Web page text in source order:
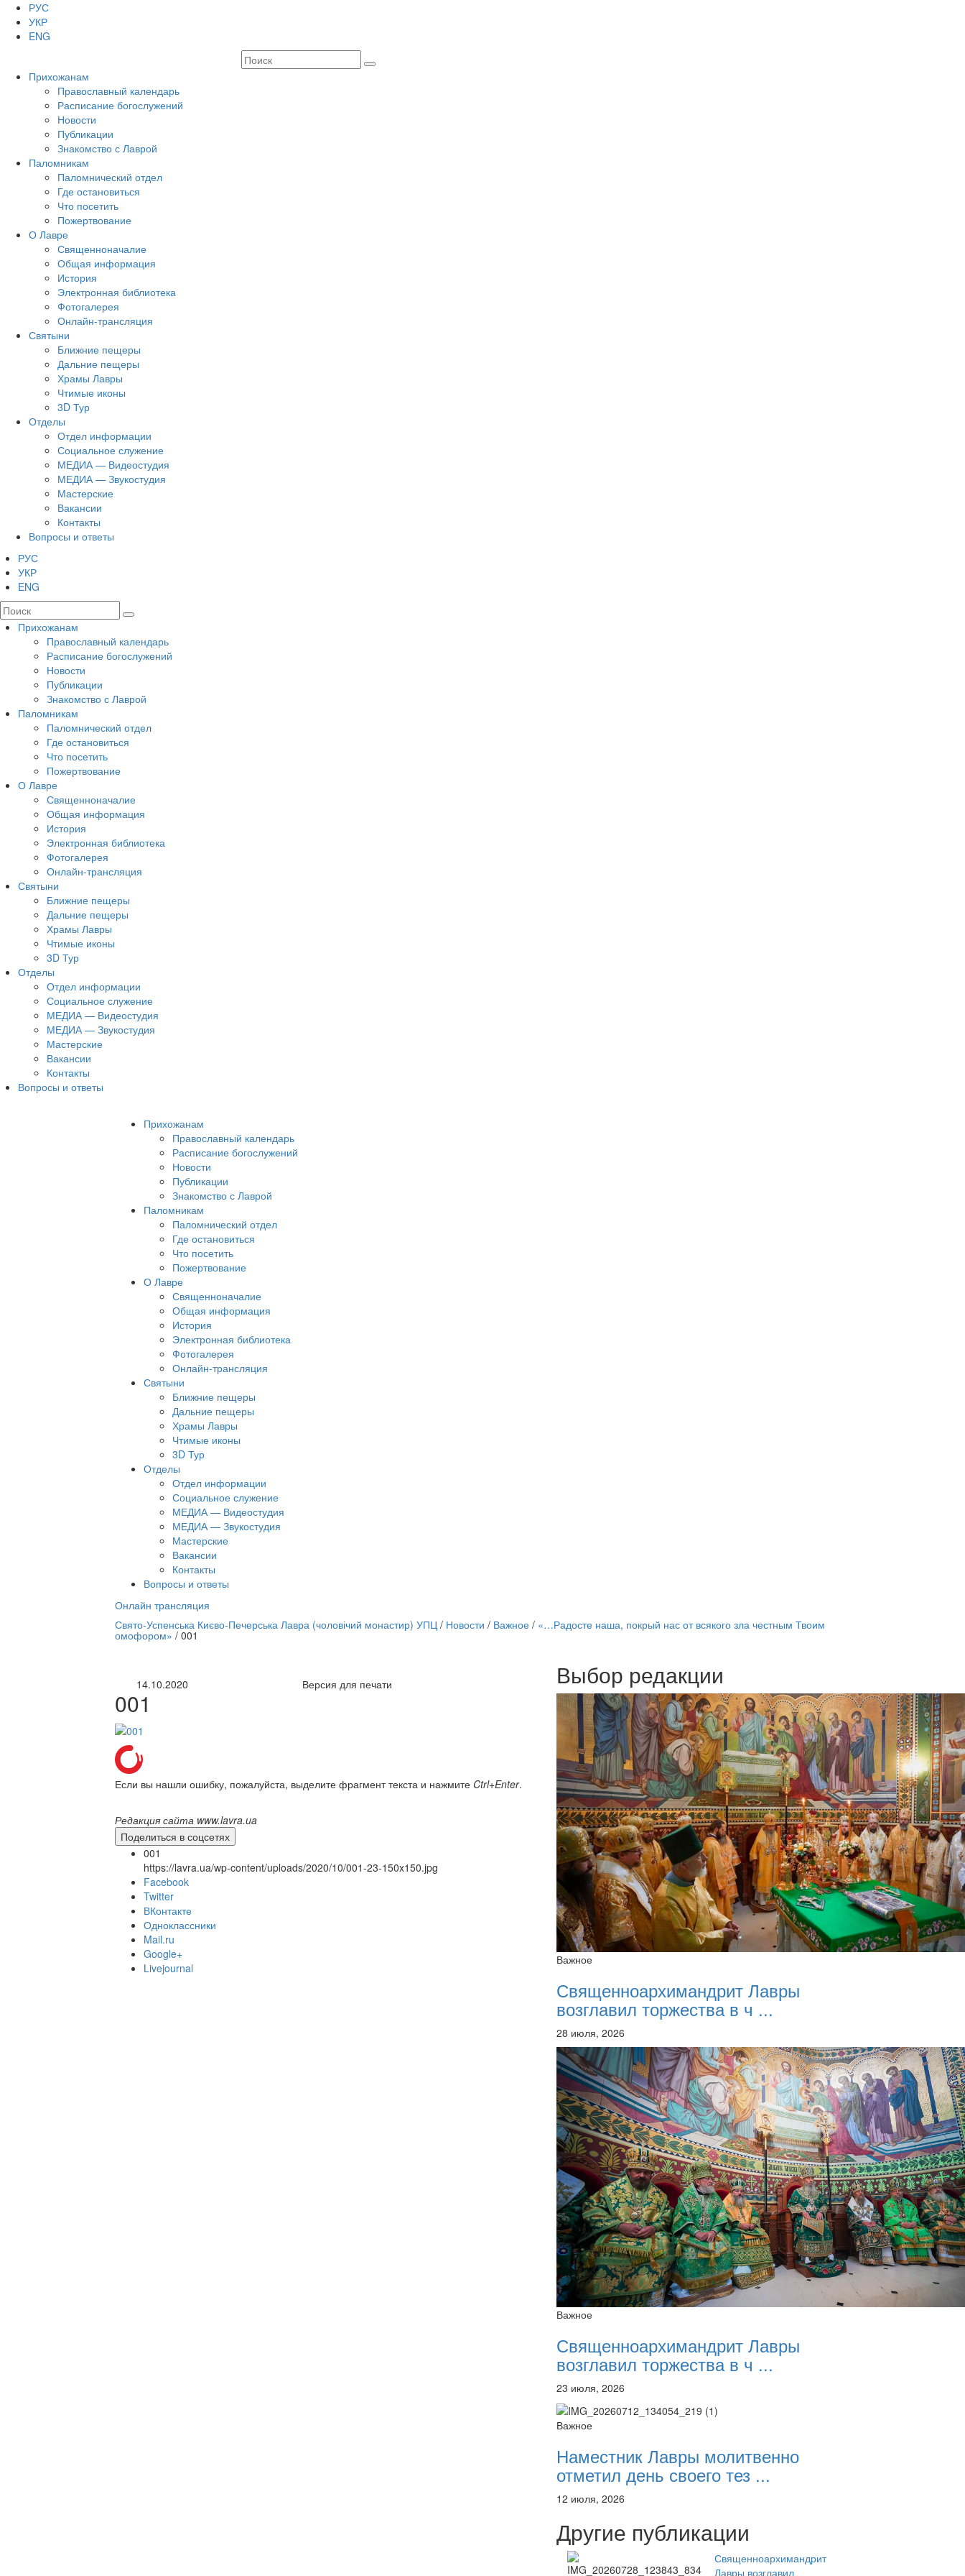
РУС
УКР
ENG
Прихожанам
Православный календарь
Расписание богослужений
Новости
Публикации
Знакомство с Лаврой
Паломникам
Паломнический отдел
Где остановиться
Что посетить
Пожертвование
О Лавре
Священноначалие
Общая информация
История
Электронная библиотека
Фотогалерея
Онлайн-трансляция
Святыни
Ближние пещеры
Дальние пещеры
Храмы Лавры
Чтимые иконы
3D Тур
Отделы
Отдел информации
Социальное служение
МЕДИА — Видеостудия
МЕДИА — Звукостудия
Мастерские
Вакансии
Контакты
Вопросы и ответы
РУС
УКР
ENG
Прихожанам
Православный календарь
Расписание богослужений
Новости
Публикации
Знакомство с Лаврой
Паломникам
Паломнический отдел
Где остановиться
Что посетить
Пожертвование
О Лавре
Священноначалие
Общая информация
История
Электронная библиотека
Фотогалерея
Онлайн-трансляция
Святыни
Ближние пещеры
Дальние пещеры
Храмы Лавры
Чтимые иконы
3D Тур
Отделы
Отдел информации
Социальное служение
МЕДИА — Видеостудия
МЕДИА — Звукостудия
Мастерские
Вакансии
Контакты
Вопросы и ответы
Прихожанам
Православный календарь
Расписание богослужений
Новости
Публикации
Знакомство с Лаврой
Паломникам
Паломнический отдел
Где остановиться
Что посетить
Пожертвование
О Лавре
Священноначалие
Общая информация
История
Электронная библиотека
Фотогалерея
Онлайн-трансляция
Святыни
Ближние пещеры
Дальние пещеры
Храмы Лавры
Чтимые иконы
3D Тур
Отделы
Отдел информации
Социальное служение
МЕДИА — Видеостудия
МЕДИА — Звукостудия
Мастерские
Вакансии
Контакты
Вопросы и ответы
Онлайн трансляция
12 сентября
Онлайн трансляции
12 сентября 2015Название трансляции
12 сентября 2015Название трансляции
12 сентября 2015Название трансляции
12 сентября 2015Название трансляции
12 сентября 2015Название трансляции
12 сентября 2015 Название трансляции
12 сентября 2015Название трансляции
12 сентября 2015Название трансляции
Перейти к архиву
Свято-Успенська Києво-Печерська Лавра (чоловічий монастир) УПЦ/ Новости / Важное/ «…Радосте наша, покрый нас от всякого зла честным Твоим
омофором» / 001
14.10.2020 Версия для печати
001
Если вы нашли ошибку, пожалуйста, выделите фрагмент текста и нажмите Ctrl+Enter.
Редакция сайта www.lavra.ua
Поделиться в соцсетях
001
https://lavra.ua/wp-content/uploads/2020/10/001-23-150x150.jpg
Facebook
Twitter
ВКонтакте
Одноклассники
Mail.ru
Google+
Livejournal
Выбор редакции
Важное
Священноархимандрит Лавры
возглавил торжества в ч ...
28 июля, 2026
Важное
Священноархимандрит Лавры
возглавил торжества в ч ...
23 июля, 2026
Важное
Наместник Лавры молитвенно
отметил день своего тез ...
12 июля, 2026
Другие публикации
Священноархимандрит
Лавры возглавил